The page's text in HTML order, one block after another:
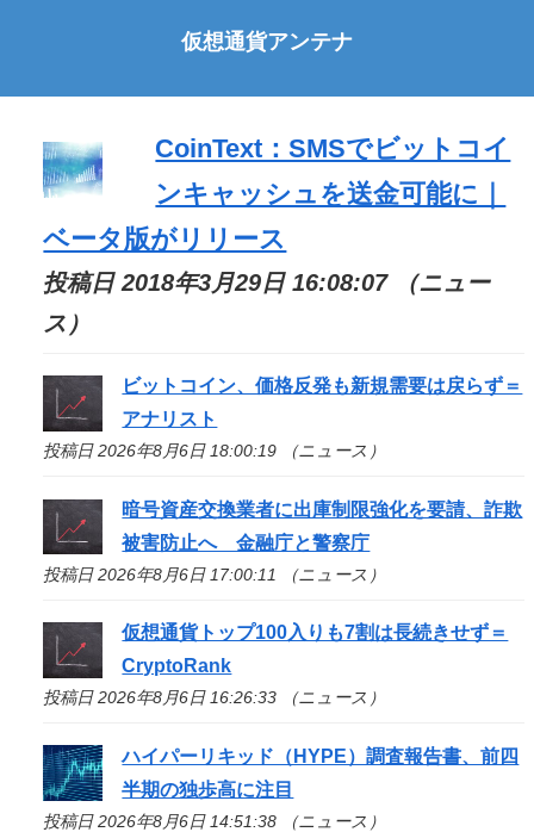
仮想通貨アンテナ
CoinText：SMSでビットコイ
ンキャッシュを送金可能に｜
ベータ版がリリース
投稿日 2018年3月29日 16:08:07 （ニュー
ス）
ビットコイン、価格反発も新規需要は戻らず＝
アナリスト
投稿日 2026年8月6日 18:00:19 （ニュース）
暗号資産交換業者に出庫制限強化を要請、詐欺
被害防止へ 金融庁と警察庁
投稿日 2026年8月6日 17:00:11 （ニュース）
仮想通貨トップ100入りも7割は長続きせず＝
CryptoRank
投稿日 2026年8月6日 16:26:33 （ニュース）
ハイパーリキッド（HYPE）調査報告書、前四
半期の独歩高に注目
投稿日 2026年8月6日 14:51:38 （ニュース）